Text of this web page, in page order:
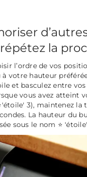
la
l’ordre de vos
à votre hauteur
et basculez entre
vous avez atteint
3), maintenez la
La hauteur du
sous le nom ⭐